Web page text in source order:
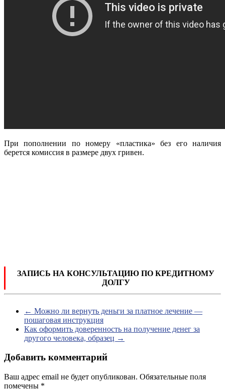
При пополнении по номеру «пластика» без его наличия
берется комиссия в размере двух гривен.
ЗАПИСЬ НА КОНСУЛЬТАЦИЮ ПО КРЕДИТНОМУ
ДОЛГУ
← Можно ли вернуть деньги за платное лечение —
пошаговая инструкция
Как оформить доверенность на получение денег за
другого человека, образец →
Добавить комментарий
Ваш адрес email не будет опубликован. Обязательные поля
помечены *